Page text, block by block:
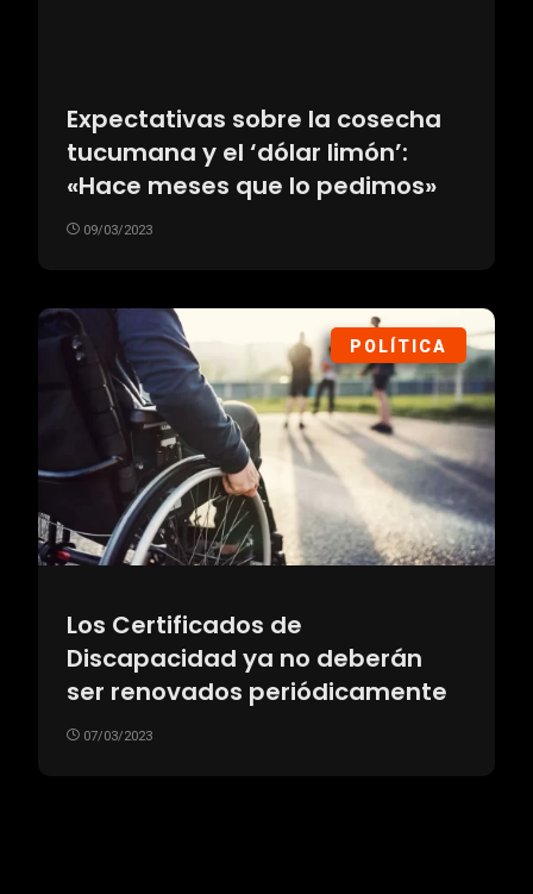
Expectativas sobre la cosecha
tucumana y el ‘dólar limón’:
«Hace meses que lo pedimos»
09/03/2023
POLÍTICA
Los Certificados de
Discapacidad ya no deberán
ser renovados periódicamente
07/03/2023